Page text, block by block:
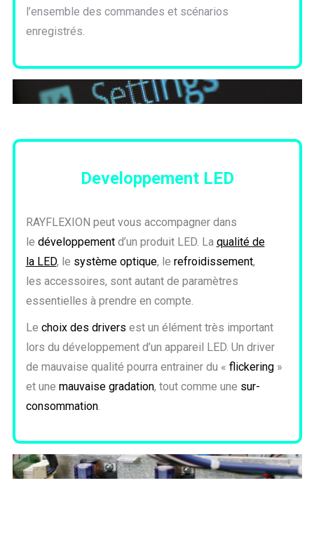
l’ensemble des commandes et scénarios
enregistrés.
Developpement LED
RAYFLEXION peut vous accompagner dans
le développementd’un produit LED. La qualité de
la LED, le système optique, le refroidissement,
les accessoires, sont autant de paramètres
essentielles à prendre en compte.
Le choix des drivers est un élément très important
lors du développement d’un appareil LED. Un driver
de mauvaise qualité pourra entrainer du « flickering»
et une mauvaise gradation, tout comme une sur-
consommation.